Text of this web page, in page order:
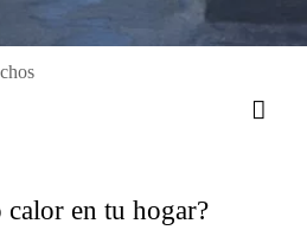
calor en tu hogar?